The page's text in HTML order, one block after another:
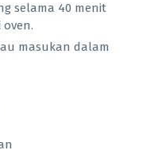
selama 40 menit
masukan dalam